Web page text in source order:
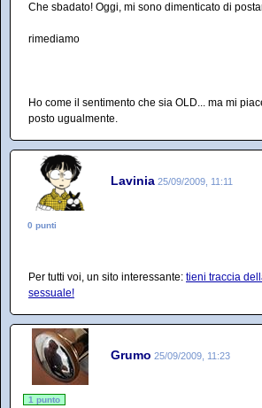
Che sbadato! Oggi, mi sono dimenticato di
rimediamo
Ho come il sentimento che sia OLD... ma mi
posto ugualmente.
Lavinia 25/09/2009, 11:11
0 punti
Per tutti voi, un sito interessante: tieni traccia
sessuale!
Grumo 25/09/2009, 11:23
1 punto